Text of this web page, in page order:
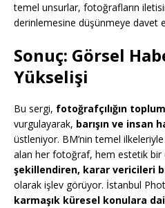
temel unsurlar, fotoğrafların
derinlemesine düşünmeye davet
Sonuç: Görsel
Yükselişi
Bu sergi, fotoğrafçılığın
vurgulayarak, barışın ve insan
üstleniyor. BM’nin temel
alan her fotoğraf, hem estetik bir
şekillendiren, karar vericileri
olarak işlev görüyor. İstanbul
karmaşık küresel konulara